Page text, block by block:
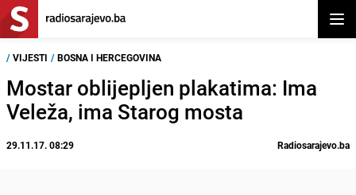
/ VIJESTI / BOSNA I HERCEGOVINA
Mostar oblijepljen plakatima: Ima
Veleža, ima Starog mosta
29.11.17. 08:29 Radiosarajevo.ba